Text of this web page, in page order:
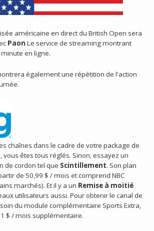
américaine en direct du British Open sera
Paon Le service de streaming montrant
en ligne.
également une répétition de l'action
chaînes dans le cadre de votre package de
vous êtes tous réglés. Sinon, essayez un
de cordon tel que Scintillement. Son plan
de 50,99 $ / mois et comprend NBC
marchés). Et il y a un Remise à moitié
utilisateurs aussi. Pour obtenir le canal de
du module complémentaire Sports Extra,
$ / mois supplémentaire.